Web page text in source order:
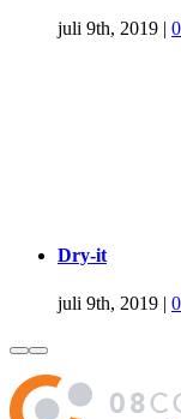
juli 9th, 2019 |
Dry-it
juli 9th, 2019 |